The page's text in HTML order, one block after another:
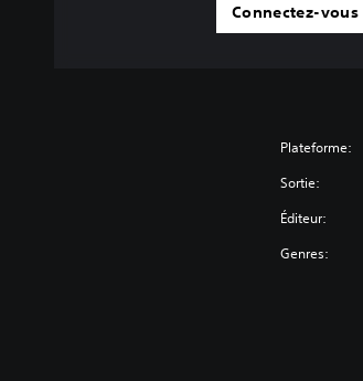
Connectez-
Plateforme:
Sortie:
Éditeur:
Genres: